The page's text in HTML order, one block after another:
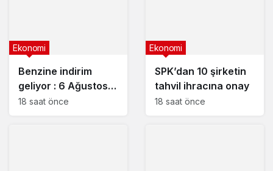
Benzine indirim
geliyor : 6 Ağustos
2026 güncel
Ekonomi
18 saat önce
SPK’dan 10 şirketin
tahvil ihracına onay
Ekonomi
18 saat önce